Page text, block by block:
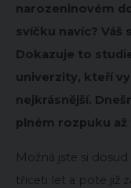
narozeninovém
svíčku navíc?
Dokazuje to
univerzity, kteří
nejkrásnější.
plném rozpuku
Možná jste si
třiceti let a poté již